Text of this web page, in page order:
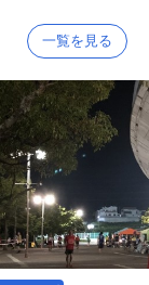
一覧を見る